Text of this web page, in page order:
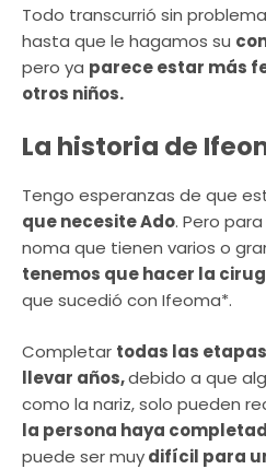
Todo transcurrió sin
hasta que le hagamos su
pero ya parece estar más
otros niños.
La historia de
Tengo esperanzas de que
que necesite Ado. Pero
noma que tienen varios o
tenemos que hacer la
que sucedió con Ifeoma*.
Completar todas las
llevar años,debido a que
como la nariz, solo pueden
la persona haya
puede ser muydifícil para